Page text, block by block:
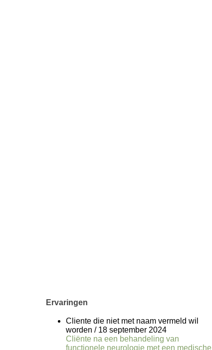
Ervaringen
Cliente die niet met naam vermeld wil
worden / 18 september 2024
Cliënte na een behandeling van
functionele neurologie met een medische